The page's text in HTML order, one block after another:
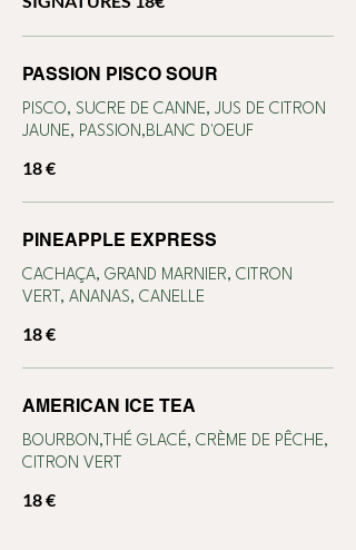
PASSION PISCO SOUR
PISCO, SUCRE DE CANNE, JUS DE CITRON
JAUNE, PASSION,BLANC D'OEUF
18 €
PINEAPPLE EXPRESS
CACHAÇA, GRAND MARNIER, CITRON
VERT, ANANAS, CANELLE
18 €
AMERICAN ICE TEA
BOURBON,THÉ GLACÉ, CRÈME DE PÊCHE,
CITRON VERT
18 €